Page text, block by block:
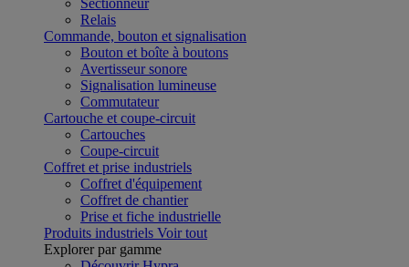
Sectionneur
Relais
Commande, bouton et signalisation
Bouton et boîte à boutons
Avertisseur sonore
Signalisation lumineuse
Commutateur
Cartouche et coupe-circuit
Cartouches
Coupe-circuit
Coffret et prise industriels
Coffret d'équipement
Coffret de chantier
Prise et fiche industrielle
Produits industriels Voir tout
Explorer par gamme